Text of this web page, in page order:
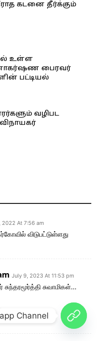
கடனை தீர்க்கும்
உள்ள
பைரவர்
பட்டியல்
வழிபட
2022 At 7:56 am
விடுபட்டுள்ளது
July 9, 2023 At 11:53 pm
சுந்தரமூர்த்தி சுவாமிகள்…
Channel